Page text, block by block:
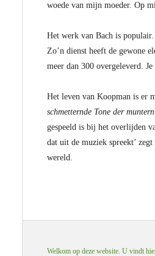
woede van mijn moeder. Op
Het werk van Bach is
Zo’n dienst heeft de gewone
meer dan 300 overgeleverd.
Het leven van Koopman is er
schmetternde Tone der
gespeeld is bij het overlijden
dat uit de muziek spreekt’
wereld.
Welkom op deze website. U vindt